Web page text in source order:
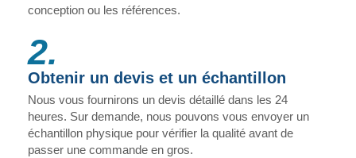
conception ou les références.
2.
Obtenir un devis et un échantillon
Nous vous fournirons un devis détaillé dans les 24
heures. Sur demande, nous pouvons vous envoyer un
échantillon physique pour vérifier la qualité avant de
passer une commande en gros.